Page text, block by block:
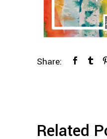
Share:
Related